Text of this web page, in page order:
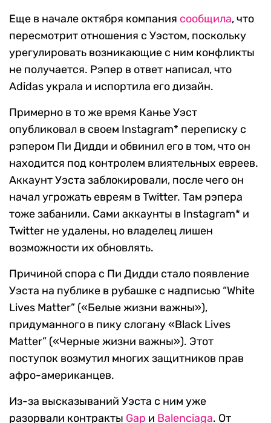
Еще в начале октября компания сообщила, что
пересмотрит отношения с Уэстом, поскольку
урегулировать возникающие с ним конфликты
не получается. Рэпер в ответ написал, что
Adidas украла и испортила его дизайн.
Примерно в то же время Канье Уэст
опубликовал в своем Instagram* переписку с
рэпером Пи Дидди и обвинил его в том, что он
находится под контролем влиятельных евреев.
Аккаунт Уэста заблокировали, после чего он
начал угрожать евреям в Twitter. Там рэпера
тоже забанили. Сами аккаунты в Instagram* и
Twitter не удалены, но владелец лишен
возможности их обновлять.
Причиной спора с Пи Дидди стало появление
Уэста на публике в рубашке с надписью “White
Lives Matter” («Белые жизни важны»),
придуманного в пику слогану «Black Lives
Matter” («Черные жизни важны»). Этот
поступок возмутил многих защитников прав
афро-американцев.
Из-за высказываний Уэста с ним уже
разорвали контракты Gap и Balenciaga. От